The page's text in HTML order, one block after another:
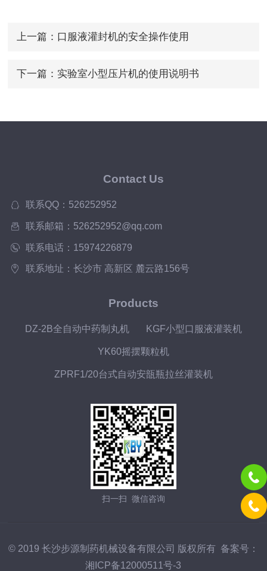
上一篇： 口服液灌封机的安全操作使用
下一篇： 实验室小型压片机的使用说明书
Contact Us
联系QQ：526252952
联系邮箱：526252952@qq.com
联系电话：15974226879
联系地址：长沙市 高新区 麓云路156号
Products
DZ-2B全自动中药制丸机 KGF小型口服液灌装机
YK60摇摆颗粒机
ZPRF1/20台式自动安瓿瓶拉丝灌装机
扫一扫 微信咨询
© 2019 长沙步源制药机械设备有限公司 版权所有 备案号：
湘ICP备12000511号-3